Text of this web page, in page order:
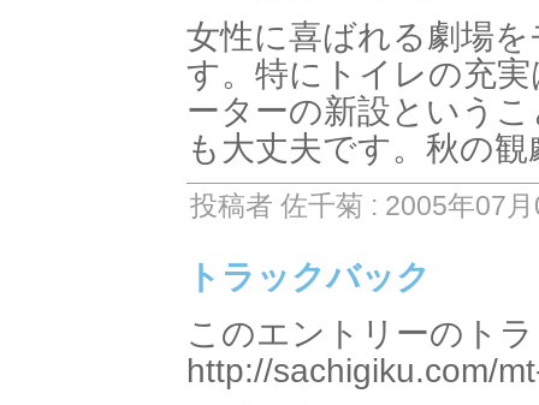
女性に喜ばれる劇場
す。特にトイレの充
ーターの新設という
も大丈夫です。秋の
投稿者 佐千菊 : 2005年07
トラックバック
このエントリーのト
http://sachigiku.com/